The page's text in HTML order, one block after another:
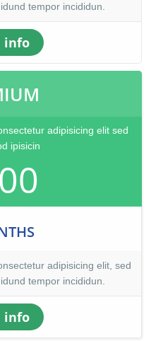
tempor incididun.
info
adipisicing elit sed
ipisicin
adipisicing elit, sed
tempor incididun.
info